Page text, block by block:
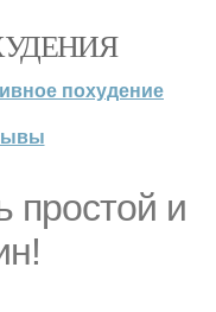
похудение
простой и